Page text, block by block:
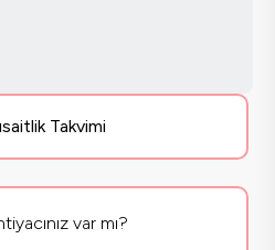
Takvimi
var mı?